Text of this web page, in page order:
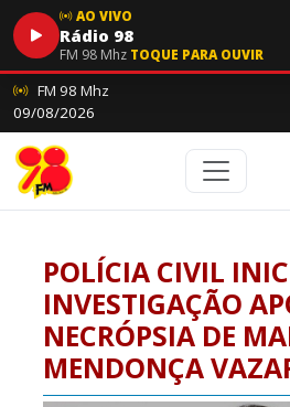
AO VIVO
Rádio 98
FM 98 Mhz TOQUE PARA OUVIR
FM 98 Mhz
09/08/2026
POLÍCIA CIVIL
INVESTIGAÇÃO
NECRÓPSIA DE
MENDONÇA